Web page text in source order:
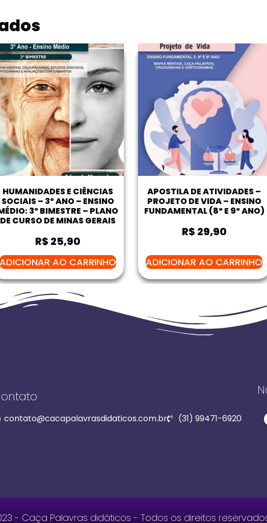
HUMANIDADES E CIÊNCIAS
SOCIAIS – 3º ANO – ENSINO
3º BIMESTRE – PLANO
DE CURSO DE MINAS GERAIS
R$ 25,90
ADICIONAR AO CARRINHO
APOSTILA DE ATIVIDADES –
PROJETO DE VIDA – ENSINO
FUNDAMENTAL (8º E 9º ANO)
R$ 29,90
ADICIONAR AO CARRINHO
contato@cacapalavrasdidaticos.com.br (31) 99471-6920
- Caça Palavras didáticos - Todos os direitos